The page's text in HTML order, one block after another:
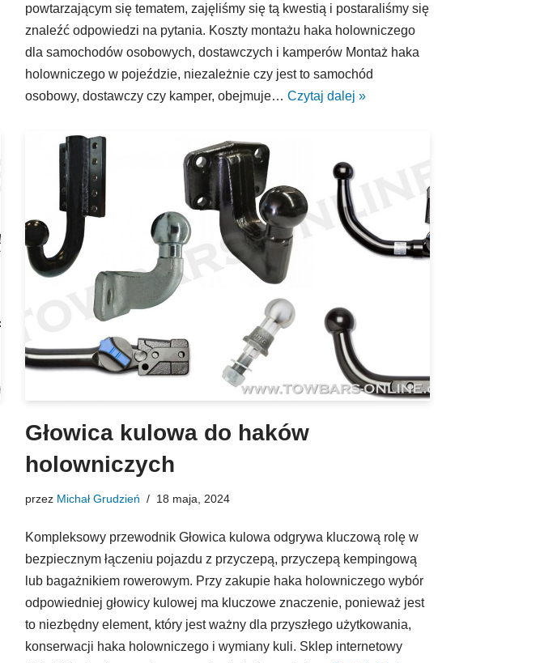
powtarzającym się tematem, zajęliśmy się tą kwestią i postaraliśmy się
znaleźć odpowiedzi na pytania. Koszty montażu haka holowniczego
dla samochodów osobowych, dostawczych i kamperów Montaż haka
holowniczego w pojeździe, niezależnie czy jest to samochód
osobowy, dostawczy czy kamper, obejmuje… Czytaj dalej »
Głowica kulowa do haków
holowniczych
przez Michał Grudzień 18 maja, 2024
Kompleksowy przewodnik Głowica kulowa odgrywa kluczową rolę w
bezpiecznym łączeniu pojazdu z przyczepą, przyczepą kempingową
lub bagażnikiem rowerowym. Przy zakupie haka holowniczego wybór
odpowiedniej głowicy kulowej ma kluczowe znaczenie, ponieważ jest
to niezbędny element, który jest ważny dla przyszłego użytkowania,
konserwacji haka holowniczego i wymiany kuli. Sklep internetowy